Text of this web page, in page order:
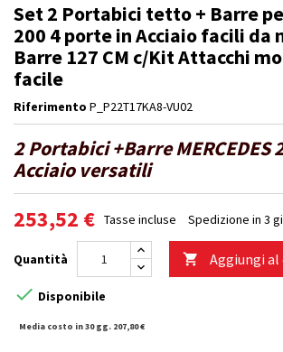
Set 2 Portabici tetto + Barre
200 4 porte in Acciaio facili da
Barre 127 CM c/Kit Attacchi
facile
Riferimento P_P22T17KA8-VU02
2 Portabici +Barre MERCEDES
Acciaio versatili
253,52 € Tasse incluse Spedizione in 3
Quantità  Aggiungi
 Disponibile
Media costo in 30 gg. 207,80 €